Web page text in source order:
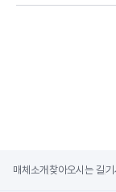
매체소개 찾아오시는 길